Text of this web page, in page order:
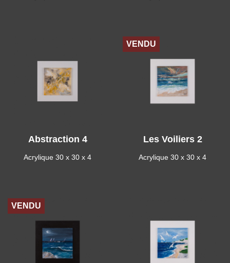
Abstraction 4
Acrylique 30 x 30 x 4
Les Voiliers 2
Acrylique 30 x 30 x 4
VENDU
VENDU